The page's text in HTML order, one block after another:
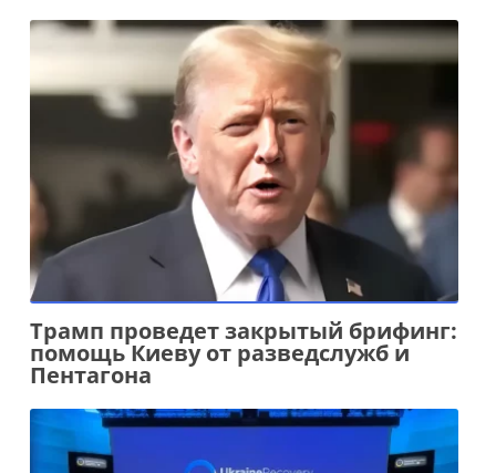
Трамп проведет закрытый брифинг:
помощь Киеву от разведслужб и
Пентагона